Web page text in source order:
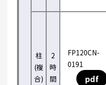
柱
(複
合)
2
時
間
FP120CN-
0191
pdf